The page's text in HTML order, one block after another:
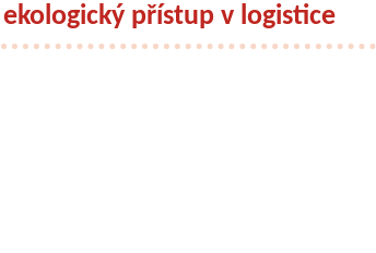
přístup v logistice